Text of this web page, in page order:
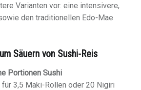
Varianten vor: eine intensivere,
den traditionellen Edo-Mae
Säuern von Sushi-Reis
Portionen Sushi
3,5 Maki-Rollen oder 20 Nigiri